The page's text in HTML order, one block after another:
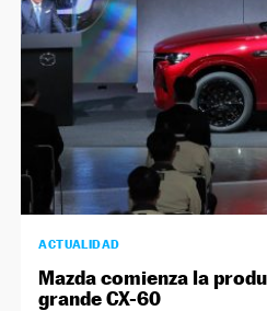
ACTUALIDAD
Mazda comienza la
grande CX-60